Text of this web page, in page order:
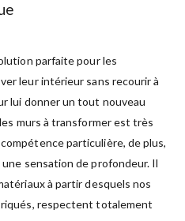
parfaite pour les
leur intérieur sans recourir à
lui donner un tout nouveau
murs à transformer est très
particulière, de plus,
une sensation de profondeur. Il
à partir desquels nos
respectent totalement